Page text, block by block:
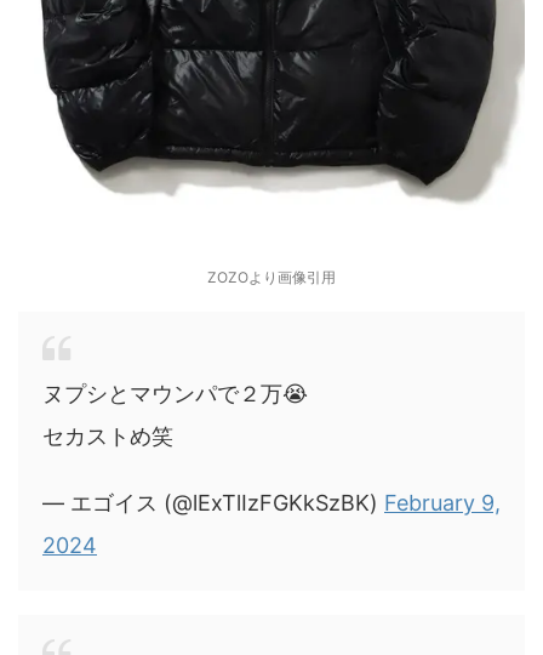
ZOZOより画像引用
ヌプシとマウンパで２万😭
セカストめ笑
— エゴイス (@lExTlIzFGKkSzBK) February 9,
2024